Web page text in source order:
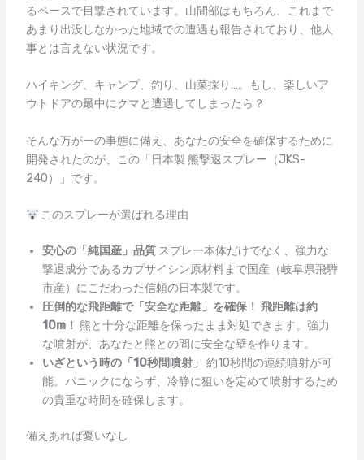
るペースで目撃されています。山間部はもちろん、これまで
あまり出没しなかった地域での遭遇も報告されており、他人
事とは言えない状況です。
ハイキング、キャンプ、釣り、山菜採り…。もし、楽しいア
ウトドアの最中にクマと遭遇してしまったら？
そんな万が一の事態に備え、あなたの安全を確保するために
開発されたのが、この「日本製 熊撃退スプレー（JKS-
240）」です。
このスプレーが選ばれる理由
安心の「純国産」品質スプレー本体だけでなく、強力な
撃退成分であるカプサイシン原材料まで国産（岐阜県飛騨
市産）にこだわった信頼の日本製です。
圧倒的な飛距離で「安全な距離」を確保！ 飛距離は約
10m！ 熊と十分な距離を保ったまま対処できます。強力
な噴射が、あなたと熊との間に安全な壁を作ります。
いざという時の「10秒間噴射」 約10秒間の連続噴射が可
能。パニックにならず、冷静に狙いを定めて噴射するため
の貴重な時間を確保します。
備えあれば憂いなし